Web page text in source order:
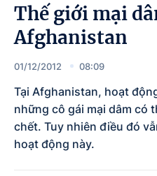
Thế giới mại
Afghanistan
01/12/2012 08:09
Tại Afghanistan, hoạt
những cô gái mại dâm có
chết. Tuy nhiên điều đó
hoạt động này.